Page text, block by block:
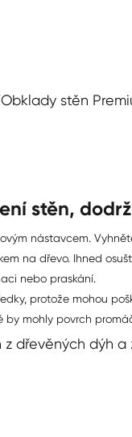
Obklady stěn
stěn,
nástavcem.
na dřevo. Ihned
nebo praskání.
protože mohou
by mohly povrch
dřevěných dýh